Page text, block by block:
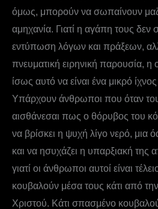
όμως, μπορούν να σωπαίνουν
αμηχανία. Γιατί η αγάπη τους δεν
εντύπωση λόγων και πράξεων,
πνευματική ειρηνική παρουσία, η
ίσως αυτό να είναι ένα μικρό
Υπάρχουν άνθρωποι που όταν
αισθάνεσαι πως ο θόρυβος του
να βρίσκει η ψυχή λίγο νερό, μια
και να ησυχάζει η υπαρξιακή της
γιατί οι άνθρωποι αυτοί είναι
κουβαλούν μέσα τους κάτι από
Χριστού. Κάτι σπασμένο